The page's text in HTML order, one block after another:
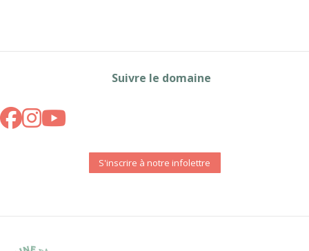
Suivre le domaine
S'inscrire à notre infolettre